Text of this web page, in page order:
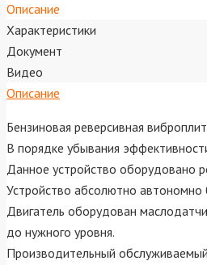
Описание
Характеристики
Документ
Видео
Описание
Бензиновая реверсивная
В порядке убывания
Данное устройство оборудовано
Устройство абсолютно
Двигатель оборудован
до нужного уровня.
Производительный